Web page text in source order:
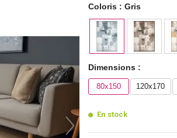
Coloris : Gris
Dimensions :
80x150 120x170
En stock